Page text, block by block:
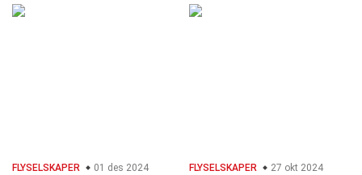
FLYSELSKAPER 01 des 2024 FLYSELSKAPER 27 okt 2024